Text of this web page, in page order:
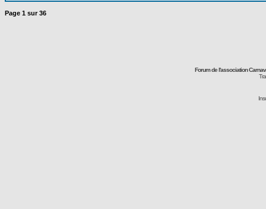
Page 1 sur36
Forum de l'association